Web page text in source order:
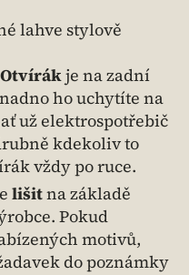
lahve stylově
Otvírákje na zadní
ho uchytíte na
už elektrospotřebič
kdekoliv to
vždy po ruce.
lišitna základě
Pokud
motivů,
do poznámky